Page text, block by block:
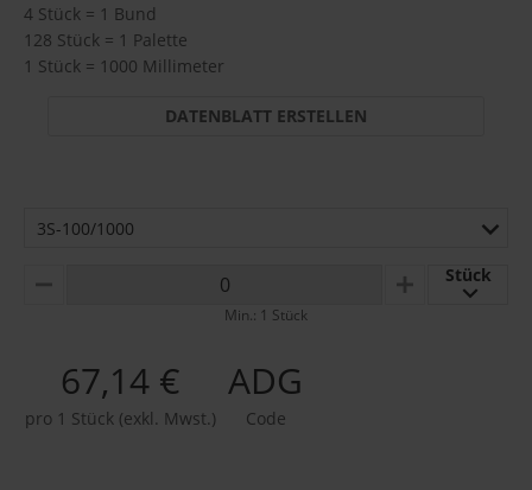
4 Stück = 1 Bund
128 Stück = 1 Palette
1 Stück = 1000 Millimeter
DATENBLATT ERSTELLEN
3S-100/1000
MINUS PLUS
Stück
Min.: 1 Stück
67,14 €
pro 1 Stück (exkl. Mwst.)
ADG
Code